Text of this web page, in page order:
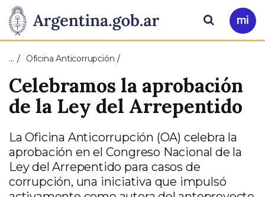
Presidencia
de
la
Nación
Pasar al contenido principal
Ir
a
Buscar
… Oficina Anticorrupción
Celebramos la aprobación
de la Ley del Arrepentido
La Oficina Anticorrupción (OA) celebra la
aprobación en el Congreso Nacional de la
Ley del Arrepentido para casos de
corrupción, una iniciativa que impulsó